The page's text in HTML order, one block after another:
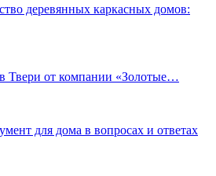
деревянных каркасных домов:
Твери от компании «Золотые…
для дома в вопросах и ответах